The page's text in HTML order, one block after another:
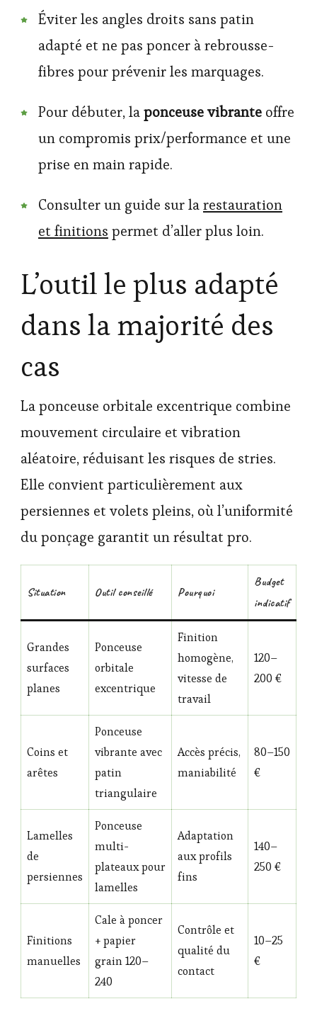
Éviter les angles droits sans patin
adapté et ne pas poncer à rebrousse-
fibres pour prévenir les marquages.
Pour débuter, laponceuse vibrante offre
un compromis prix/performance et une
prise en main rapide.
Consulter un guide sur larestauration
et finitions permet d’aller plus loin.
L’outil le plus adapté
dans la majorité des
cas
La ponceuse orbitale excentrique combine
mouvement circulaire et vibration
aléatoire, réduisant les risques de stries.
Elle convient particulièrement aux
persiennes et volets pleins, où l’uniformité
du ponçage garantit un résultat pro.
Situation Outil conseillé Pourquoi
Budget
indicatif
Grandes
surfaces
planes
Ponceuse
orbitale
excentrique
Finition
homogène,
vitesse de
travail
120–
200 €
Coins et
arêtes
Ponceuse
vibrante avec
patin
triangulaire
Accès précis,
maniabilité
80–150
€
Lamelles
de
persiennes
Ponceuse
multi-
plateaux pour
lamelles
Adaptation
aux profils
fins
140–
250 €
Finitions
manuelles
Cale à poncer
+ papier
grain 120–
240
Contrôle et
qualité du
contact
10–25
€